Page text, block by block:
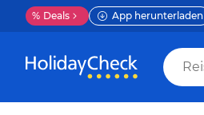
% Deals App herunterladen